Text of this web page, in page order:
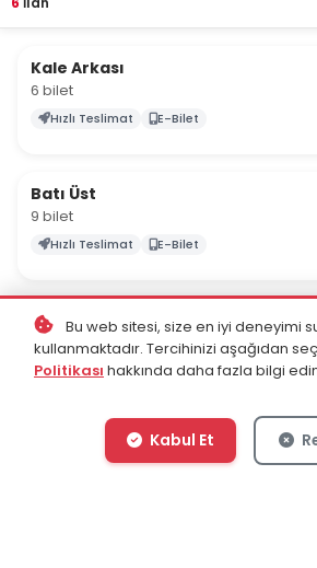
Kale Arkası
6 bilet
Hızlı Teslimat
E-Bilet
Batı Üst
9 bilet
Hızlı Teslimat
E-Bilet
Doğu Üst
8 bilet
Hızlı Teslimat
E-Bilet
Bu web sitesi, size en iyi deneyimi
kullanmaktadır. Tercihinizi aşağıdan
Politikası hakkında daha fazla bilgi
Kabul Et